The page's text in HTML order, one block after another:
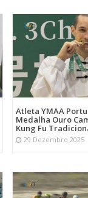
Atleta YMAA
Medalha Ouro
Kung Fu
29 Dezembro 2025